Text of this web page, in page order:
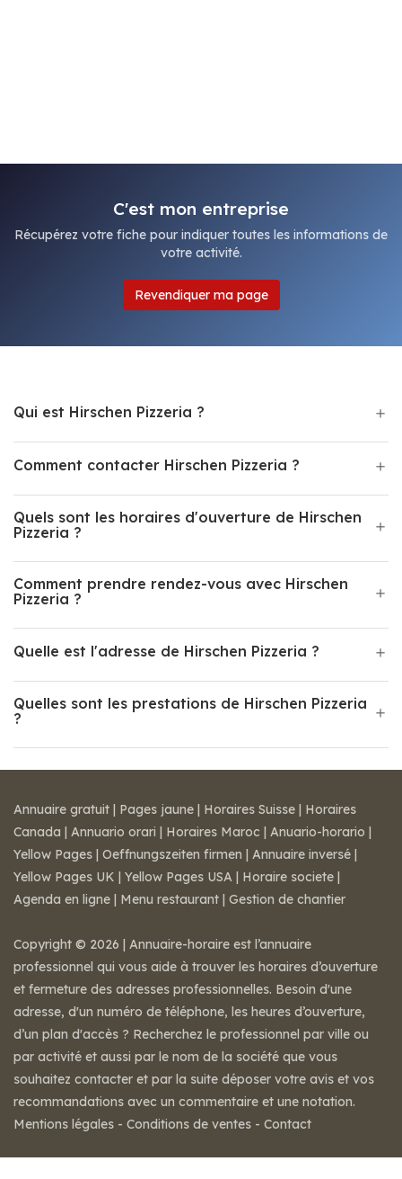
C'est mon entreprise
Récupérez votre fiche pour indiquer toutes les informations de
votre activité.
Revendiquer ma page
Qui est Hirschen Pizzeria ?
Comment contacter Hirschen Pizzeria ?
Quels sont les horaires d'ouverture de Hirschen
Pizzeria ?
Comment prendre rendez-vous avec Hirschen
Pizzeria ?
Quelle est l'adresse de Hirschen Pizzeria ?
Quelles sont les prestations de Hirschen Pizzeria
?
Annuaire gratuit | Pages jaune | Horaires Suisse | Horaires
Canada | Annuario orari | Horaires Maroc | Anuario-horario |
Yellow Pages | Oeffnungszeiten firmen | Annuaire inversé |
Yellow Pages UK | Yellow Pages USA | Horaire societe |
Agenda en ligne | Menu restaurant | Gestion de chantier
Copyright © 2026 | Annuaire-horaire est l’annuaire
professionnel qui vous aide à trouver les horaires d’ouverture
et fermeture des adresses professionnelles. Besoin d'une
adresse, d'un numéro de téléphone, les heures d’ouverture,
d’un plan d'accès ? Recherchez le professionnel par ville ou
par activité et aussi par le nom de la société que vous
souhaitez contacter et par la suite déposer votre avis et vos
recommandations avec un commentaire et une notation.
Mentions légales - Conditions de ventes - Contact